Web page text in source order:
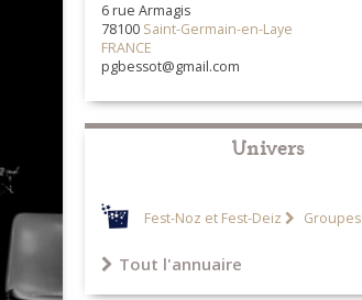
6 rue Armagis
78100 Saint-Germain-en-Laye
FRANCE
pgbessot@gmail.com
Univers
Fest-Noz et Fest-Deiz Groupes
Tout l'annuaire